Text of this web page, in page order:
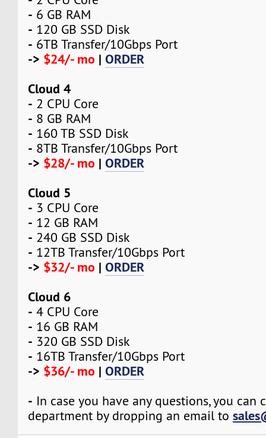
- 6 GB RAM
- 120 GB SSD Disk
- 6TB Transfer/10Gbps Port
-> $24/- mo |ORDER
Cloud 4
- 2 CPU Core
- 8 GB RAM
- 160 TB SSD Disk
- 8TB Transfer/10Gbps Port
-> $28/- mo |ORDER
Cloud 5
- 3 CPU Core
- 12 GB RAM
- 240 GB SSD Disk
- 12TB Transfer/10Gbps Port
-> $32/- mo |ORDER
Cloud 6
- 4 CPU Core
- 16 GB RAM
- 320 GB SSD Disk
- 16TB Transfer/10Gbps Port
-> $36/- mo |ORDER
- In case you have any questions, you can
department by dropping an email to